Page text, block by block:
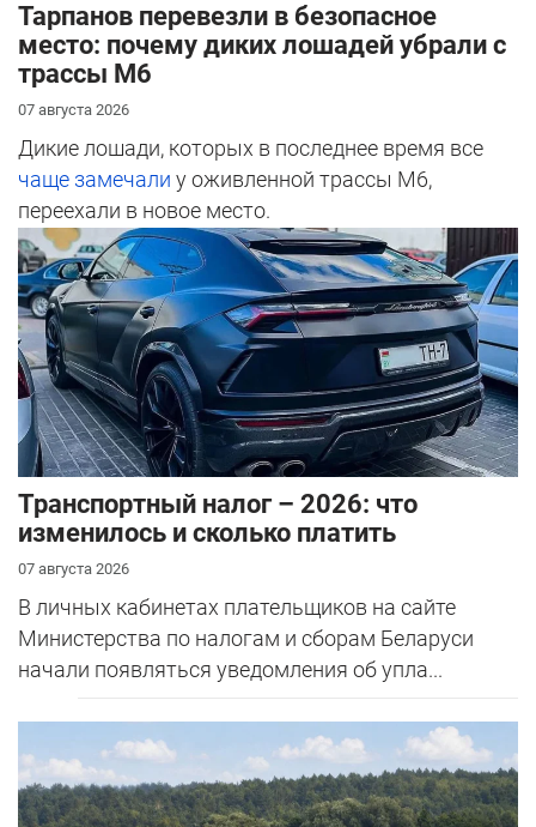
Тарпанов перевезли в безопасное
место: почему диких лошадей убрали с
трассы М6
07 августа 2026
Дикие лошади, которых в последнее время все
чаще замечали у оживленной трассы М6,
переехали в новое место.
Транспортный налог – 2026: что
изменилось и сколько платить
07 августа 2026
В личных кабинетах плательщиков на сайте
Министерства по налогам и сборам Беларуси
начали появляться уведомления об упла...